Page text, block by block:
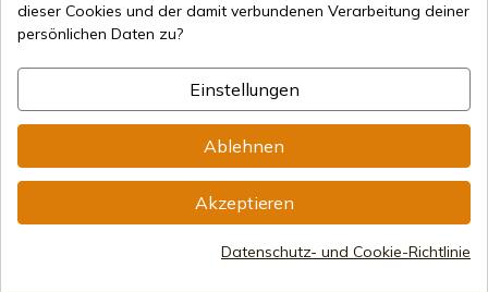
info@aceros-de-hispania.com
(+34)676 850 364
Kundeninformationen
Montag bis Freitag von 09:00 bis 15:00 Uhr
(Außer an Feiertagen)
Handelsregister
CIF: ES B44193092 · Eingetragen im Handelsregister
1/28/578, Folio 242, 2003/670/N/07/08/2003
dieser Cookies und der damit verbundenen Verarbeitung deiner
persönlichen Daten zu?
Einstellungen
Ablehnen
Akzeptieren
Datenschutz- und Cookie-Richtlinie